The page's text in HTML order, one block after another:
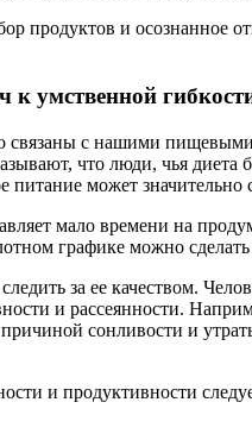
продуктов и осознанное
умственной
связаны с нашими
что люди, чья
может значительно
мало времени на
графике можно
за ее качеством.
и рассеянности.
сонливости и
и продуктивности